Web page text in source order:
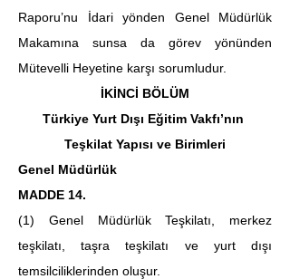
Raporu’nu İdari yönden Genel Müdürlük
Makamına sunsa da görev yönünden
Mütevelli Heyetine karşı sorumludur.
İKİNCİ BÖLÜM
Türkiye Yurt Dışı Eğitim Vakfı’nın
Teşkilat Yapısı ve Birimleri
Genel Müdürlük
MADDE 14.
(1) Genel Müdürlük Teşkilatı, merkez
teşkilatı, taşra teşkilatı ve yurt dışı
temsilciliklerinden oluşur.